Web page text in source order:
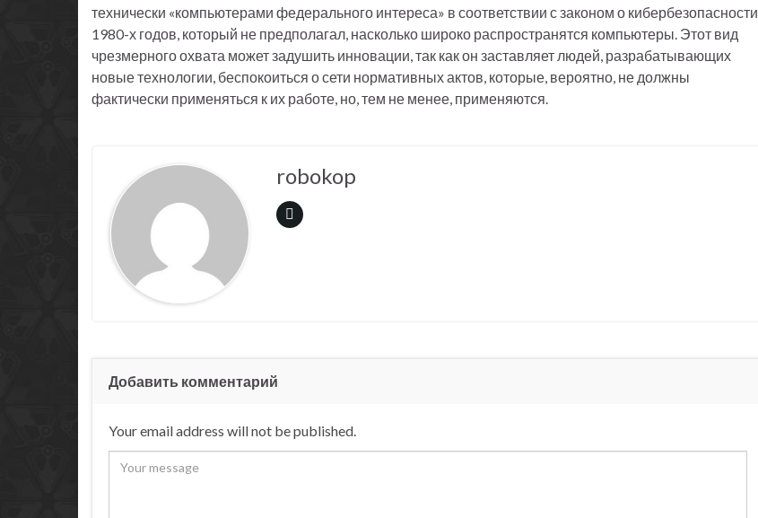
технически «компьютерами федерального интереса» в соответствии с законом о кибербезопасности
1980-х годов, который не предполагал, насколько широко распространятся компьютеры. Этот вид
чрезмерного охвата может задушить инновации, так как он заставляет людей, разрабатывающих
новые технологии, беспокоиться о сети нормативных актов, которые, вероятно, не должны
фактически применяться к их работе, но, тем не менее, применяются.
robokop
Добавить комментарий
Your email address will not be published.